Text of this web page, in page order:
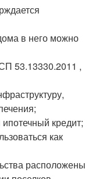
в него можно
53.13330.2011 ,
кредит;
как
расположены